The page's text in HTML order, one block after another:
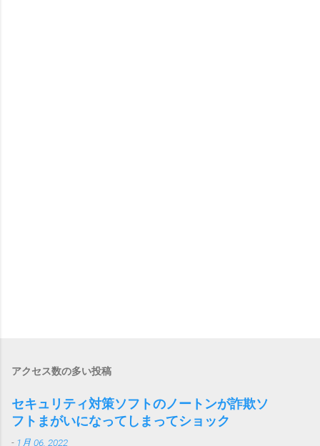
アクセス数の多い投稿
セキュリティ対策ソフトのノートンが詐欺ソ
フトまがいになってしまってショック
- 1月 06, 2022